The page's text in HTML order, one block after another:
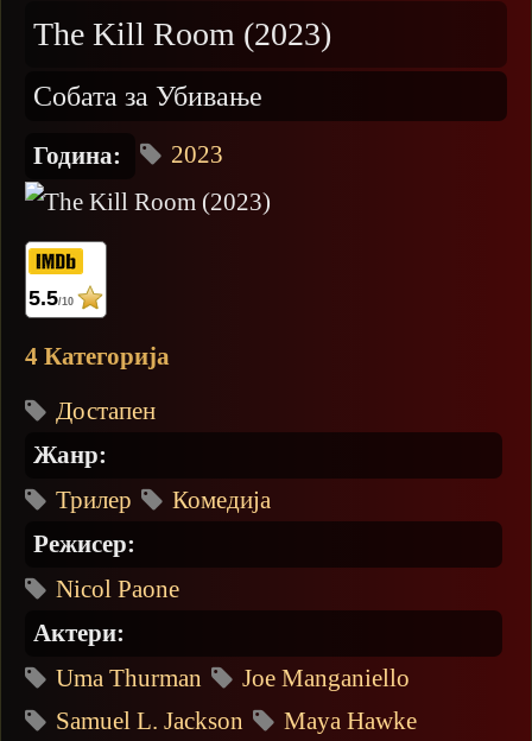
The Kill Room (2023)
Собата за Убивање
Година: 2023
5.5/10
4 Категорија
Достапен
Жанр:
Трилер
Комедија
Режисер:
Nicol Paone
Актери:
Uma Thurman
Joe Manganiello
Samuel L. Jackson
Maya Hawke